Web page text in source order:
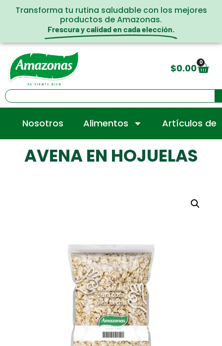
Transforma tu rutina saludable con los mejores
productos de Amazonas.
Frescura y calidad en cada elección.
$0.00 0
Nosotros Alimentos Artículos de
AVENA EN HOJUELAS